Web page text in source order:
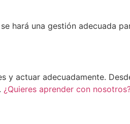
hará una gestión adecuada
y actuar adecuadamente.
¿Quieres aprender con